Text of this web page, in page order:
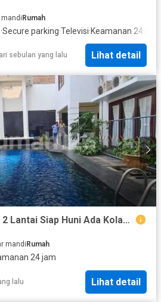
mandiRumah
·Secure parking·Televisi·Keamanan 24 jam
sebulan yang lalu Lihat detail
Rumah Sewa Mewah 2 Lantai Siap Huni Ada Kolam Renang di Cilandak, Jakarta Selatan
mandi Rumah
24 jam
lalu Lihat detail